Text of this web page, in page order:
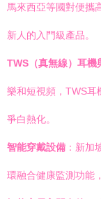
馬來西亞等國對便攜
新人的入門級產品。
TWS（真無線）耳機
樂和短視頻，TWS耳
爭白熱化。
智能穿戴設備 ：新加
環融合健康監測功能